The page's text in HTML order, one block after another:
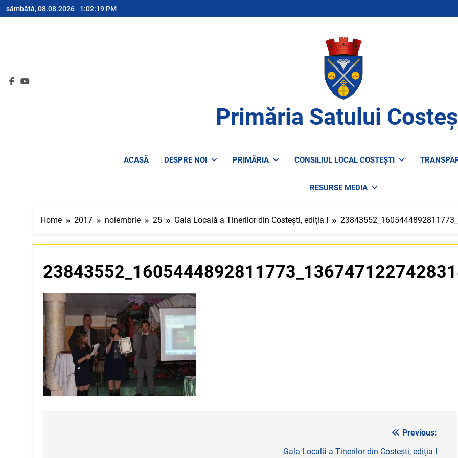
Skip
to
sâmbătă, 08.08.2026 1:02:19 PM
Primăria Satului
ACASĂ DESPRE NOI PRIMĂRIA CONSILIUL LOCAL COSTEȘTI
RESURSE MEDIA
Home 2017 noiembrie 25 Gala Locală a Tinerilor din Costești, ediția I
Previous:
Gala Locală a Tinerilor din Costești, ediția I